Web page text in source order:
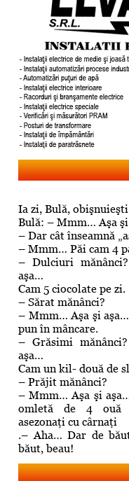
Ia zi, Bulă,
Bulă: – Mmm… Aşa
– Dar cât înseamnă
– Mmm… Păi cam 4
– Dulciuri
aşa…
Cam 5 ciocolate pe zi.
– Sărat mănânci?
– Mmm… Aşa şi
pun în mâncare.
– Grăsimi
aşa…
Cam un kil- două de
– Prăjit mănânci?
– Mmm… Aşa şi
omletă de 4
asezonaţi cu cârnaţi
.– Aha… Dar de
băut, beau!